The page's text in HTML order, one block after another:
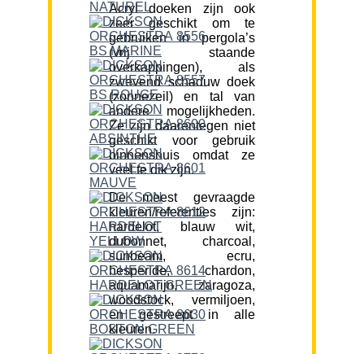
Acryl doeken zijn ook
zeer geschikt om te
gebruiken in pergola’s
(vrij staande
overkappingen), als
zwevend schaduw doek
(zonnezeil) en tal van
andere mogelijkheden.
Ze zijn daarentegen niet
geschikt voor gebruik
binnenshuis omdat ze
veel te dik zijn.
De meest gevraagde
kleuren/referenties zijn:
hardelot, blauw wit,
dubonnet, charcoal,
sunbeam, ecru,
hesperide, chardon,
aquamarijn, zaragoza,
woodstock, vermiljoen,
en gestreept in alle
kleuren.